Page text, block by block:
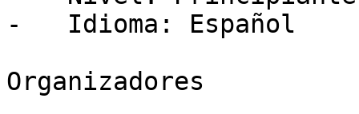
-   Idioma: Español
Organizadores